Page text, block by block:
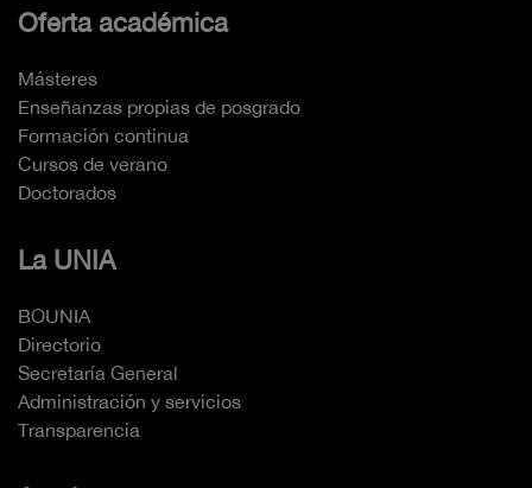
Oferta académica
Másteres
Enseñanzas propias de posgrado
Formación continua
Cursos de verano
Doctorados
La UNIA
BOUNIA
Directorio
Secretaría General
Administración y servicios
Transparencia